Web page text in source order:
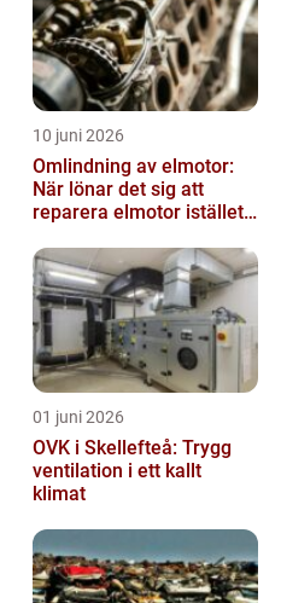
10 juni 2026
Omlindning av elmotor:
När lönar det sig att
reparera elmotor istället
01 juni 2026
OVK i Skellefteå: Trygg
ventilation i ett kallt
klimat